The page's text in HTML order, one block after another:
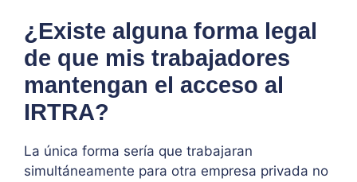
¿Existe alguna forma legal
de que mis trabajadores
mantengan el acceso al
IRTRA?
La única forma sería que trabajaran
simultáneamente para otra empresa privada no